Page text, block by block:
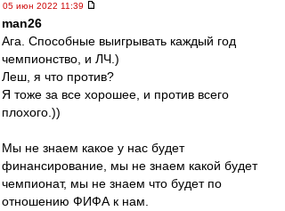
05 июн 2022 11:39
man26
Ага. Способные выигрывать каждый год
чемпионство, и ЛЧ.)
Леш, я что против?
Я тоже за все хорошее, и против всего
плохого.))
Мы не знаем какое у нас будет
финансирование, мы не знаем какой будет
чемпионат, мы не знаем что будет по
отношению ФИФА к нам.